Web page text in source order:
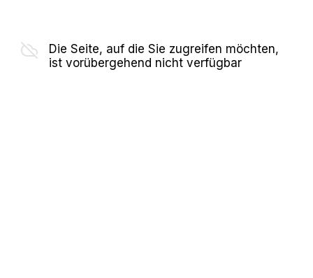
Die Seite, auf die Sie zugreifen möchten,
ist vorübergehend nicht verfügbar